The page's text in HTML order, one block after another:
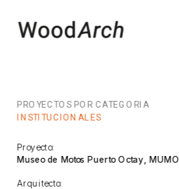
PROYECTOS POR CATEGORIA
INSTITUCIONALES
Proyecto:
Museo de Motos Puerto Octay, MUMO
Arquitecto: